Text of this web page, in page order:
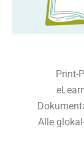
Print-
Alle